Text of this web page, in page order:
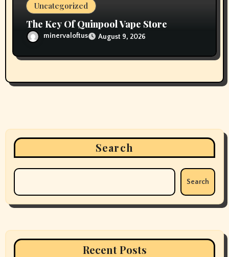
Uncategorized
The Key Of Quinpool Vape Store
minervaloftus August 9, 2026
Search
Search
Recent Posts